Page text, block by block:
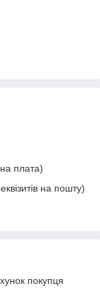
плата)
на пошту)
покупця